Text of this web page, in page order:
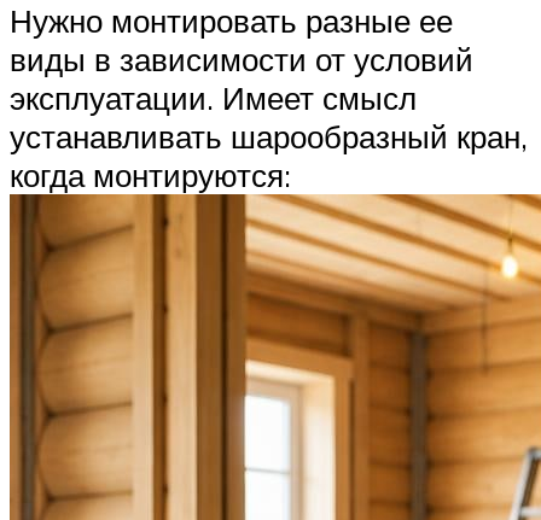
Нужно монтировать разные ее
виды в зависимости от условий
эксплуатации. Имеет смысл
устанавливать шарообразный кран,
когда монтируются: